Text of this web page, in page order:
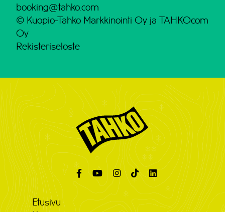
booking@tahko.com
© Kuopio-Tahko Markkinointi Oy ja TAHKOcom
Oy
Rekisteriseloste
Etusivu